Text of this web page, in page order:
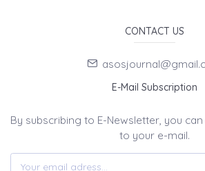
CONTACT US
E-Mail Subscription
By subscribing to E-Newsletter, you
to your e-mail.